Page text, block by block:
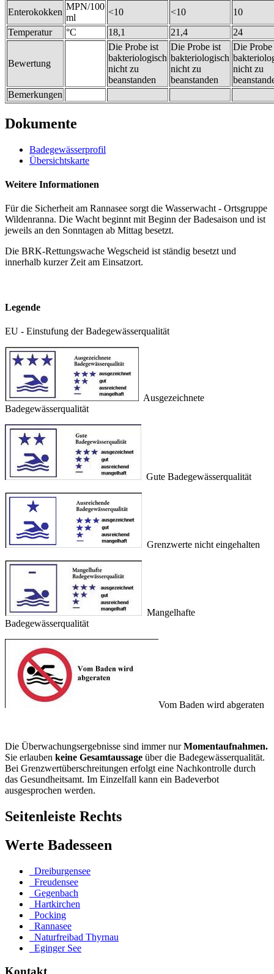
Enterokokken
MPN/100
ml
<10 <10
10
Temperatur
°C 18,1 21,4 24
Bewertung
Die Probe ist
bakteriologisch
nicht zu
beanstanden
Die Probe ist
bakteriologisch
nicht zu
beanstanden
Die Probe
nicht zu
Bemerkungen
Dokumente
Badegewässerprofil
Übersichtskarte
Weitere Informationen
Für die Sicherheit am Rannasee sorgt die Wasserwacht - Ortsgruppe
Wildenranna. Die Wacht beginnt mit Beginn der Badesaison und ist
jeweils an den Sonntagen ab Mittag besetzt.
Die BRK-Rettungswache Wegscheid ist ständig besetzt und
innerhalb kurzer Zeit am Einsatzort.
Legende
EU - Einstufung der Badegewässerqualität
Ausgezeichnete
Badegewässerqualität
Gute Badegewässerqualität
Grenzwerte nicht eingehalten
Mangelhafte
Badegewässerqualität
Vom Baden wird abgeraten
Die Überwachungsergebnisse sind immer nurMomentaufnahmen.
Sie erlauben keine Gesamtaussage über die Badegewässerqualität.
Bei Grenzwertüberschreitungen erfolgt eine Nachkontrolle durch
das Gesundheitsamt. Im Einzelfall kann ein Badeverbot
ausgesprochen werden.
Seitenleiste Rechts
Werte Badesseen
Dreiburgensee
Freudensee
Gegenbach
Hartkirchen
Pocking
Rannasee
Naturfreibad Thyrnau
Eginger See
Kontakt